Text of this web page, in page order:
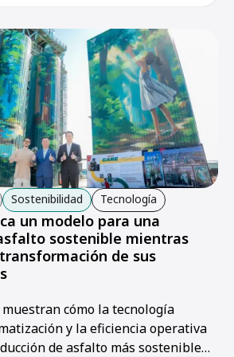
Sostenibilidad Tecnología
un modelo para una
sostenible mientras
de sus
cómo la tecnología
y la eficiencia operativa
de asfalto más sostenible